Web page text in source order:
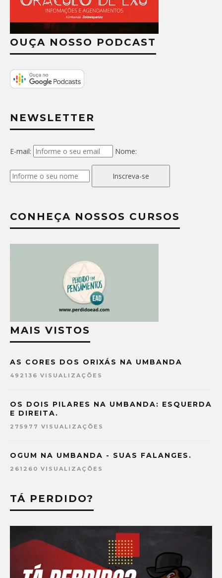
OUÇA NOSSO PODCAST
NEWSLETTER
E-mail: Nome:
Inscreva-se
CONHEÇA NOSSOS CURSOS
MAIS VISTOS
AS CORES DOS ORIXÁS NA UMBANDA
492136 VISUALIZAÇÕES
OS DOIS PILARES NA UMBANDA: ESQUERDA
E DIREITA.
275977 VISUALIZAÇÕES
OGUM NA UMBANDA - SUAS FALANGES.
261260 VISUALIZAÇÕES
TÁ PERDIDO?